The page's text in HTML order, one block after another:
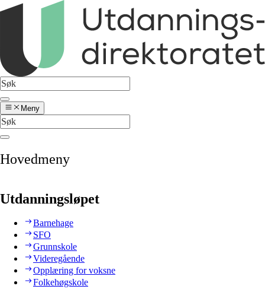
Meny
Hovedmeny
Utdanningsløpet
Barnehage
SFO
Grunnskole
Videregående
Opplæring for voksne
Folkehøgskole